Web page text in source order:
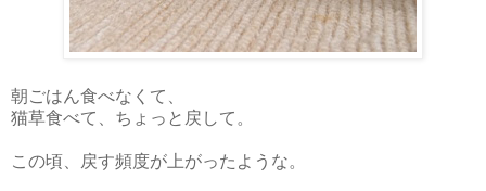
朝ごはん食べなくて、
猫草食べて、ちょっと戻して。
この頃、戻す頻度が上がったような。